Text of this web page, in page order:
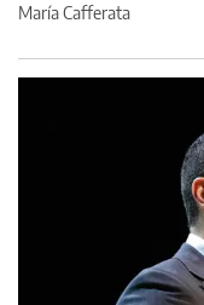
María Cafferata